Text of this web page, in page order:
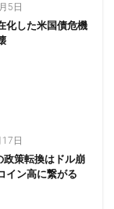
5日
化した米国債危機
日
政策転換はドル崩
イン高に繋がる